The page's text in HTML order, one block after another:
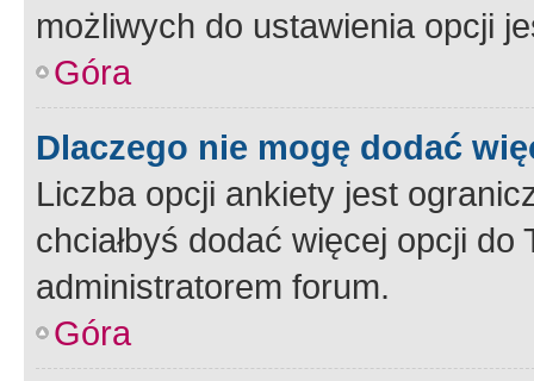
możliwych do ustawienia opcji
Góra
Dlaczego nie mogę dodać
Liczba opcji ankiety jest
chciałbyś dodać więcej opcji
administratorem forum.
Góra